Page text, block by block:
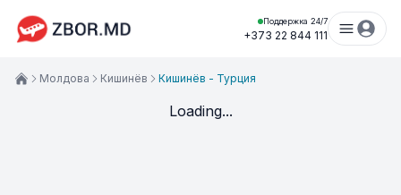
Поддержка 24/7
+373 22 844 111
Молдова Кишинёв Кишинёв - Турция
Loading...